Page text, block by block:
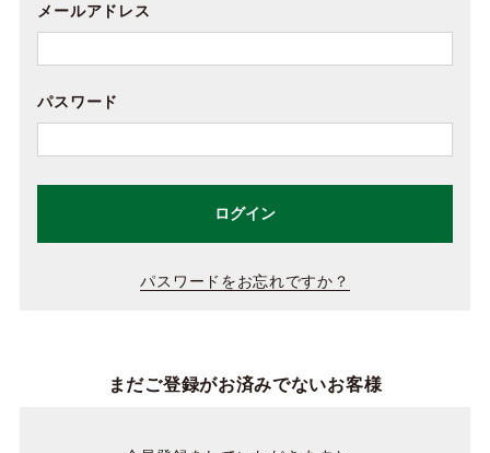
メールアドレス
パスワード
ログイン
パスワードをお忘れですか？
まだご登録がお済みでないお客様